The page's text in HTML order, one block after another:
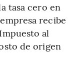
tasa cero en
recibe
al
de origen